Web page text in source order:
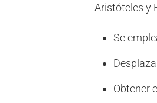
Aristóteles y
Se
Obtener